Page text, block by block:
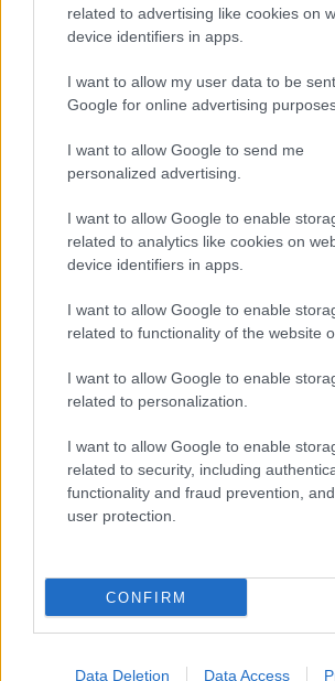
related to advertising like cookies on
device identifiers in apps.
I want to allow my user data to be
Google for online advertising
I want to allow Google to send me
personalized advertising.
I want to allow Google to enable
related to analytics like cookies on
device identifiers in apps.
I want to allow Google to enable
related to functionality of the website
I want to allow Google to enable
related to personalization.
I want to allow Google to enable
related to security, including
functionality and fraud prevention,
user protection.
CONFIRM
Data Deletion Data Access